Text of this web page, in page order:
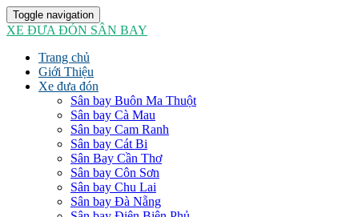
Toggle navigation
XE ĐƯA ĐÓN SÂN BAY
Trang chủ
Giới Thiệu
Xe đưa đón
Sân bay Buôn Ma Thuột
Sân bay Cà Mau
Sân bay Cam Ranh
Sân bay Cát Bi
Sân Bay Cần Thơ
Sân bay Côn Sơn
Sân bay Chu Lai
Sân bay Đà Nẵng